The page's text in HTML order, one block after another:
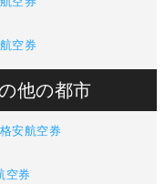
空券
他の都市
安航空券
空券